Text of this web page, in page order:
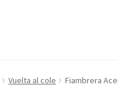
Vuelta al cole Fiambrera